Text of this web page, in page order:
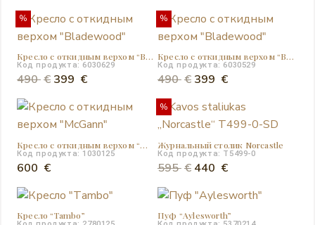
составляла
890 €.
499 €.
%
Кресло с откидным верхом “Bladewood”
Код продукта: 6030629
490€ Первоначальная
составляла
490 €.
399 €Текущая
399 €.
%
Кресло с откидным верхом “Bladewood”
Код продукта: 6030529
490€ Первоначальная
составляла
490 €.
399 €Текущая
399 €.
Кресло с откидным верхом “McGann”
Код продукта: 1030125
600 €
%
Журнальный столик Norcastle
Код продукта: T5499-0
595€ Первоначальная
составляла
595 €.
440 €Текущая
440 €.
Кресло “Тambo” Пуф “Aylesworth”